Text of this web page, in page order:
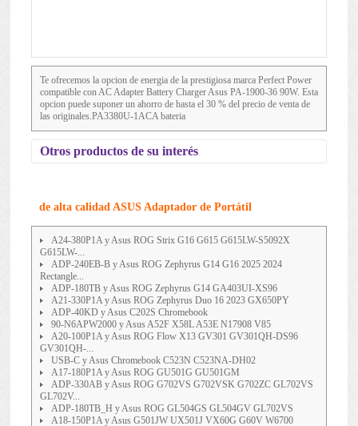
Te ofrecemos la opcion de energia de la prestigiosa marca Perfect Power
compatible con AC Adapter Battery Charger Asus PA-1900-36 90W. Esta
opcion puede suponer un ahorro de hasta el 30 % del precio de venta de
las originales.PA3380U-1ACA bateria
Otros productos de su interés
de alta calidad ASUS Adaptador de Portátil
A24-380P1A y Asus ROG Strix G16 G615 G615LW-S5092X
G615LW-...
ADP-240EB-B y Asus ROG Zephyrus G14 G16 2025 2024
Rectangle...
ADP-180TB y Asus ROG Zephyrus G14 GA403UI-XS96
A21-330P1A y Asus ROG Zephyrus Duo 16 2023 GX650PY
ADP-40KD y Asus C202S Chromebook
90-N6APW2000 y Asus A52F X58L A53E N17908 V85
A20-100P1A y Asus ROG Flow X13 GV301 GV301QH-DS96
GV301QH-...
USB-C y Asus Chromebook C523N C523NA-DH02
A17-180P1A y Asus ROG GU501G GU501GM
ADP-330AB y Asus ROG G702VS G702VSK G702ZC GL702VS
GL702V...
ADP-180TB_H y Asus ROG GL504GS GL504GV GL702VS
A18-150P1A y Asus G501JW UX501J VX60G G60V W6700